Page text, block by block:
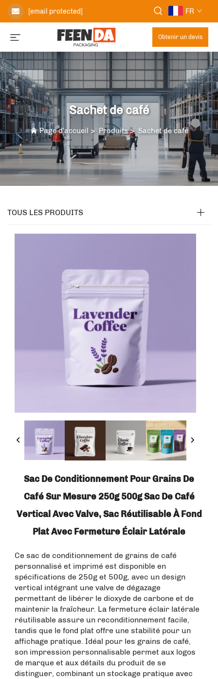
[email protected] FR
Obtenir un devis
Sachet de café
Page d'accueil > Produits> Sachet de café
TOUS LES PRODUITS
Sac De Conditionnement Pour Grains De
Café Sur Mesure 250g 500g Sac De Café
Vertical Avec Valve, Sac Réutilisable À Fond
Plat Avec Fermeture Éclair Latérale
Ce sac de conditionnement de grains de café
personnalisé et imprimé est disponible en
spécifications de 250g et 500g, avec un design
vertical intégrant une valve de dégazage
permettant de libérer le dioxyde de carbone et de
maintenir la fraîcheur. La fermeture éclair latérale
réutilisable assure un reconditionnement facile,
tandis que le fond plat offre une stabilité pour un
affichage pratique. Idéal pour les grains de café,
son impression personnalisable permet aux logos
de marque et aux détails du produit de se
distinguer, combinant un stockage pratique avec